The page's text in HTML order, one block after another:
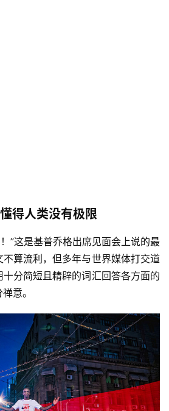
得人类没有极限
”这是基普乔格出席见面会上说的最
算流利，但多年与世界媒体打交道
分简短且精辟的词汇回答各方面的
意。